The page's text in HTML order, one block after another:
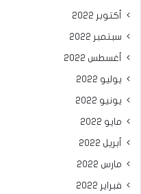
أكتوبر 2022
سبتمبر 2022
أغسطس 2022
يوليو 2022
يونيو 2022
مايو 2022
أبريل 2022
مارس 2022
فبراير 2022